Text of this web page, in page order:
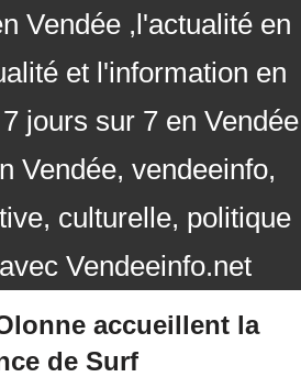
Vendée ,l'actualité en
et l'information en
jours sur 7 en Vendée
Vendée, vendeeinfo,
culturelle, politique
Vendeeinfo.net
accueillent la
de Surf